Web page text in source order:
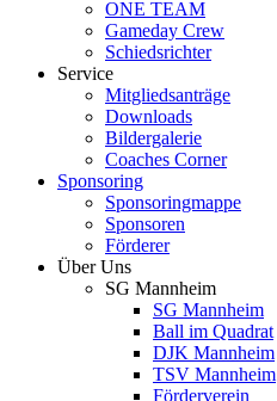
ONE TEAM
Gameday Crew
Schiedsrichter
Service
Mitgliedsanträge
Downloads
Bildergalerie
Coaches Corner
Sponsoring
Sponsoringmappe
Sponsoren
Förderer
Über Uns
SG Mannheim
SG Mannheim
Ball im Quadrat
DJK Mannheim
TSV Mannheim
Förderverein